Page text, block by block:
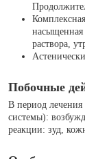
насыщенная
раствора,
Побочные
В период
системы):
реакции: зуд,